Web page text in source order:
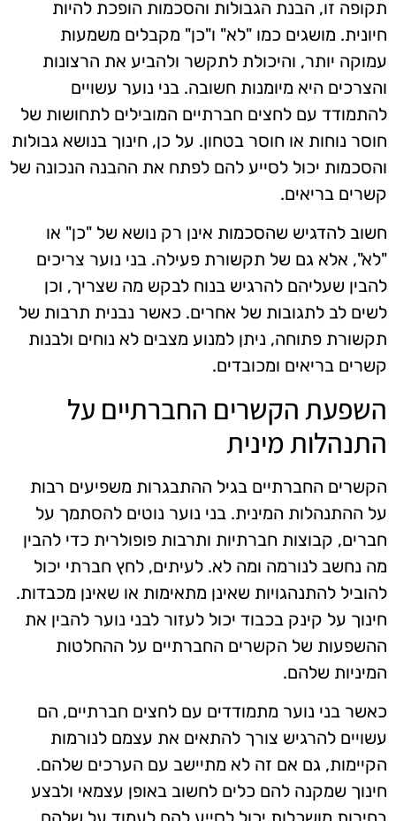
תקופה זו, הבנת הגבולות והסכמות הופכת להיות
חיונית. מושגים כמו "לא" ו"כן" מקבלים משמעות
עמוקה יותר, והיכולת לתקשר ולהביע את הרצונות
והצרכים היא מיומנות חשובה. בני נוער עשויים
להתמודד עם לחצים חברתיים המובילים לתחושות של
חוסר נוחות או חוסר בטחון. על כן, חינוך בנושא גבולות
והסכמות יכול לסייע להם לפתח את ההבנה הנכונה של
קשרים בריאים.
חשוב להדגיש שהסכמות אינן רק נושא של "כן" או
"לא", אלא גם של תקשורת פעילה. בני נוער צריכים
להבין שעליהם להרגיש בנוח לבקש מה שצריך, וכן
לשים לב לתגובות של אחרים. כאשר נבנית תרבות של
תקשורת פתוחה, ניתן למנוע מצבים לא נוחים ולבנות
קשרים בריאים ומכובדים.
השפעת הקשרים החברתיים על
התנהלות מינית
הקשרים החברתיים בגיל ההתבגרות משפיעים רבות
על ההתנהלות המינית. בני נוער נוטים להסתמך על
חברים, קבוצות חברתיות ותרבות פופולרית כדי להבין
מה נחשב לנורמה ומה לא. לעיתים, לחץ חברתי יכול
להוביל להתנהגויות שאינן מתאימות או שאינן מכבדות.
חינוך על קינק בכבוד יכול לעזור לבני נוער להבין את
ההשפעות של הקשרים החברתיים על ההחלטות
המיניות שלהם.
כאשר בני נוער מתמודדים עם לחצים חברתיים, הם
עשויים להרגיש צורך להתאים את עצמם לנורמות
הקיימות, גם אם זה לא מתיישב עם הערכים שלהם.
חינוך שמקנה להם כלים לחשוב באופן עצמאי ולבצע